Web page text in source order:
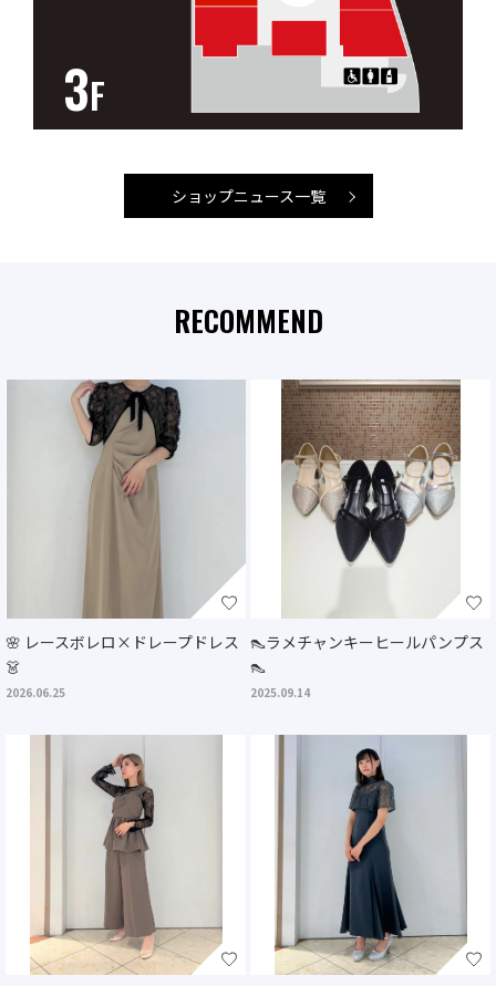
3F
ショップニュース一覧
RECOMMEND
🌸 レースボレロ×ドレープドレス
👗
2026.06.25
👠ラメチャンキーヒールパンプス
👠
2025.09.14